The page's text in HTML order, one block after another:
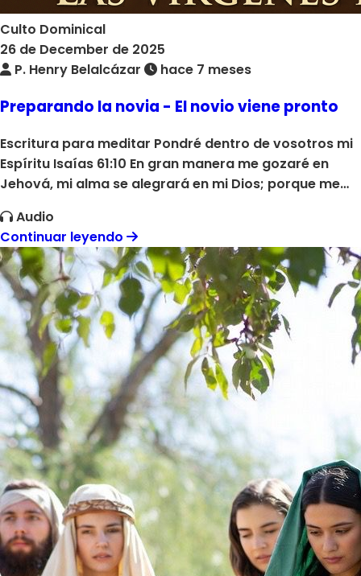
Culto Dominical
26 de December de 2025
P. Henry Belalcázar
hace 7 meses
Preparando la novia - El novio viene pronto
Escritura para meditar Pondré dentro de vosotros mi
Espíritu Isaías 61:10 En gran manera me gozaré en
Jehová, mi alma se alegrará en mi Dios; porque me
justicia, como á novio me atavió, y como á novia
compuesta de sus joyas. Dios Padre esta preparando
a la esposa para su Hijo, conforme a las costumbres
de los pueblos del medio oriente. La Iglesia es un
pueblo, conformado por personas de todas las
naciones, pueblo, tribus. La parábola de las diez
vírgenes en Mateo 25: 1-13 nuestro Señor Jesucristo
nos redarguye, acerca de la necesidad de tener
aceite suficiente para esperar al esposo. En esta
enseñanza mostraremos basados en la santa
palabra, que las diez vírgenes son la iglesia. La
parábola de la diez vírgenes, nos invita a estar
preparados para el arrebatamiento y recibir los
galardones. No toda la iglesia será arrebatada al
mismo tiempo. No se refiere a la salvación, se refiere
a estar preparado y digno para participar del Reino
milenial. Bien venido al estudio de la maravillosa
palabra de Dios.
Audio
Continuar leyendo